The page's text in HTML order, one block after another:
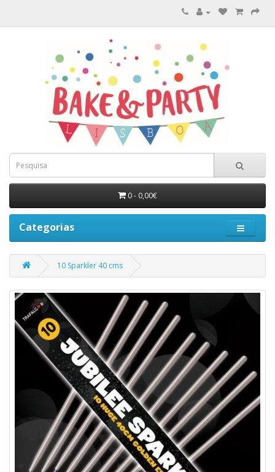
0 - 0,00€
Categorias
10 Sparkler 40 cms